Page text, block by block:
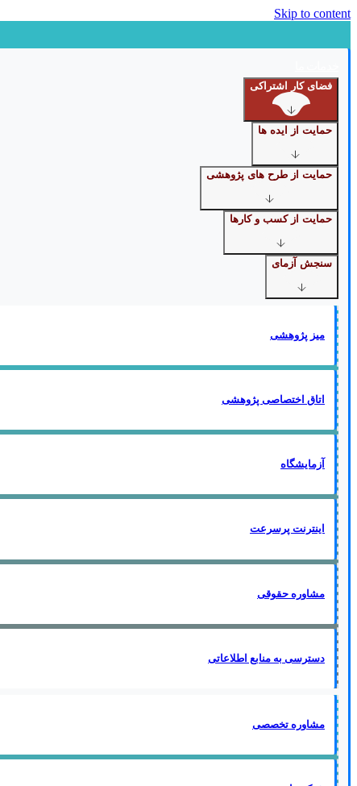
Skip to content
فضای کار اشتراکی
حمایت از ایده ها
حمایت از طرح های پژوهشی
حمایت از کسب و کارها
سنجش آزمای
میز پژوهشی
اتاق اختصاصی پژوهشی
آزمایشگاه
اینترنت پرسرعت
مشاوره حقوقی
دسترسی به منابع اطلاعاتی
مشاوره تخصصی